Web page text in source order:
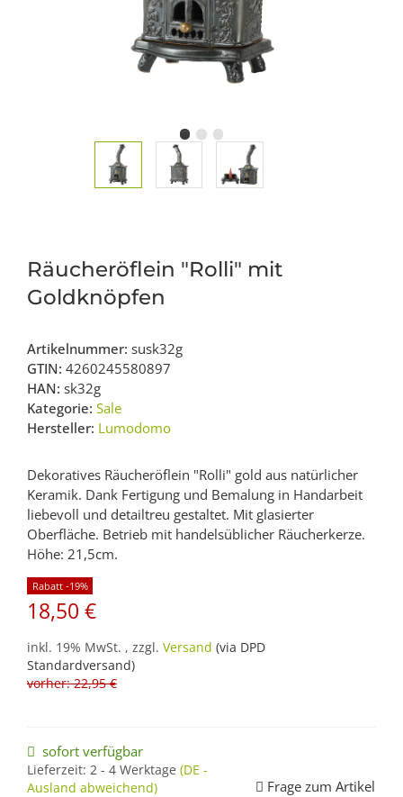
Räucheröflein "Rolli" mit
Goldknöpfen
Artikelnummer: susk32g
GTIN: 4260245580897
HAN: sk32g
Kategorie: Sale
Hersteller: Lumodomo
Dekoratives Räucheröflein "Rolli" gold aus natürlicher
Keramik. Dank Fertigung und Bemalung in Handarbeit
liebevoll und detailtreu gestaltet. Mit glasierter
Oberfläche. Betrieb mit handelsüblicher Räucherkerze.
Höhe: 21,5cm.
Rabatt -19%
18,50 €
inkl. 19% MwSt. , zzgl. Versand (via DPD
Standardversand)
vorher: 22,95 €
sofort verfügbar
Lieferzeit: 2 - 4 Werktage (DE -
Ausland abweichend)
Frage zum Artikel